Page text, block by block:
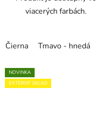
viacerých farbách.
Čierna Tmavo - hnedá
NOVINKA
EXTERNÝ SKLAD